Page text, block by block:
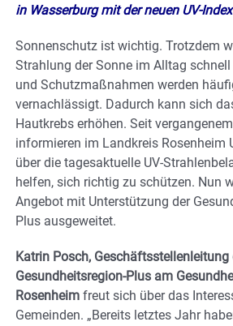
in Wasserburg mit der neuen UV-
Sonnenschutz ist wichtig. Trotzdem
Strahlung der Sonne im Alltag
und Schutzmaßnahmen werden
vernachlässigt. Dadurch kann sich
Hautkrebs erhöhen. Seit
informieren im Landkreis Rosenheim
über die tagesaktuelle UV-
helfen, sich richtig zu schützen. Nun
Angebot mit Unterstützung der
Plus ausgeweitet.
Katrin Posch, Geschäftsstellenleitung
Gesundheitsregion-Plus am
Rosenheim freut sich über das
Gemeinden. „Bereits letztes Jahr